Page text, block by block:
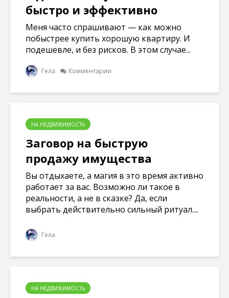
быстро и эффективно
Меня часто спрашивают — как можно
побыстрее купить хорошую квартиру. И
подешевле, и без рисков. В этом случае...
Гела Комментарии
НА НЕДВИЖИМОСТЬ
Заговор на быструю
продажу имущества
Вы отдыхаете, а магия в это время активно
работает за вас. Возможно ли такое в
реальности, а не в сказке? Да, если
выбрать действительно сильный ритуал....
Гела
НА НЕДВИЖИМОСТЬ